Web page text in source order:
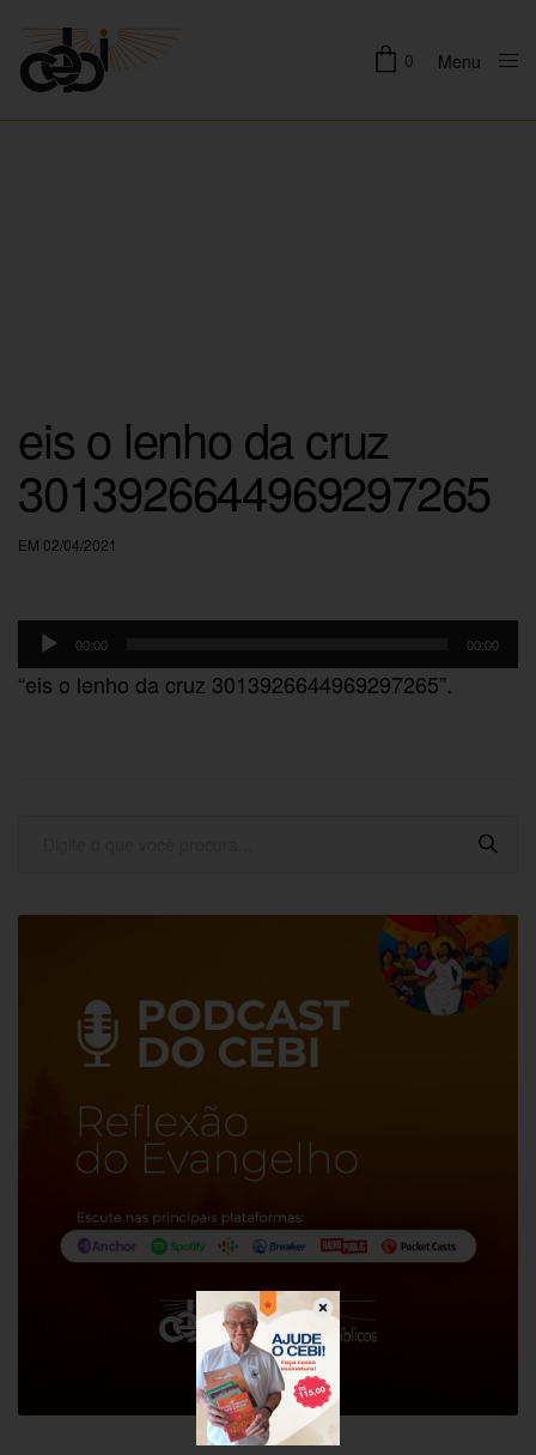
0 Menu
eis o lenho da cruz
3013926644969297265
EM 02/04/2021
Tocador
de
áudio
00:00 00:00
“eis o lenho da cruz 3013926644969297265”.